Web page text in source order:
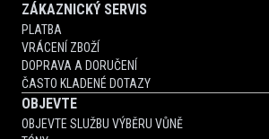
ZÁKAZNICKÝ SERVIS
PLATBA
VRÁCENÍ ZBOŽÍ
DOPRAVA A DORUČENÍ
ČASTO KLADENÉ DOTAZY
OBJEVTE
OBJEVTE SLUŽBU VÝBĚRU VŮNĚ